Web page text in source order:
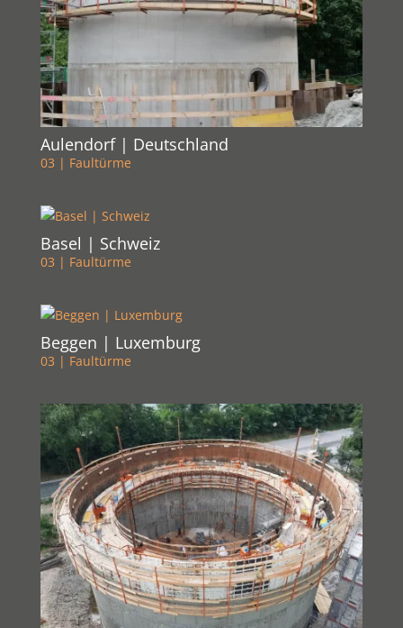
Aulendorf | Deutschland
03 | Faultürme
Basel | Schweiz
03 | Faultürme
Beggen | Luxemburg
03 | Faultürme